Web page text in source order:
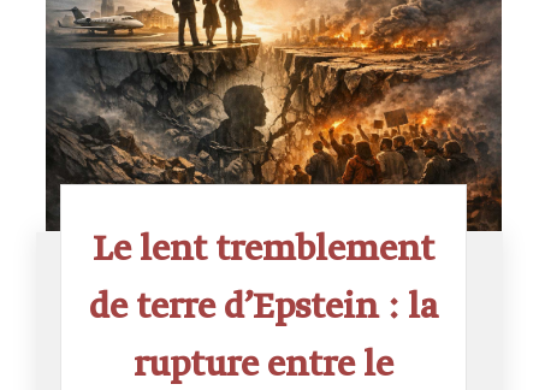
Le lent tremblement
de terre d’Epstein : la
rupture entre le